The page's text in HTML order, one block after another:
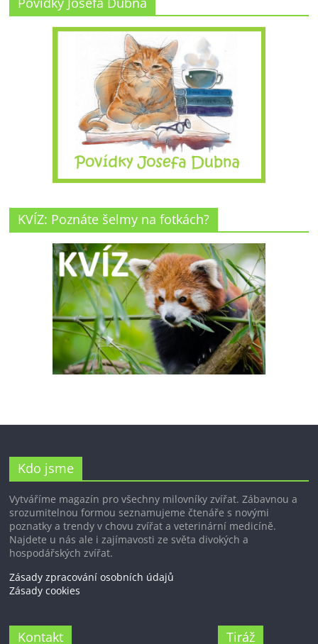
KVÍZ: Poznáte šelmy na fotkách?
Kdo jsme
Vytváříme magazín pro všechny milovníky zvířat. Zábavnou a
srozumitelnou formou seznamujeme čtenáře s novými
poznatky a trendy v chovu zvířat a veterinární medicíně.
Najdete u nás ale i zajímavosti ze světa divokých a
hospodářských zvířat.
Zásady zpracování osobních údajů
Zásady cookies
Kontakt Tiráž